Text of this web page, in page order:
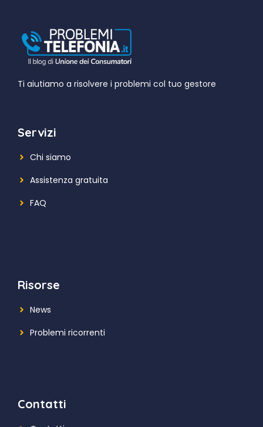
Ti aiutiamo a risolvere i problemi col tuo gestore
Servizi
Chi siamo
Assistenza gratuita
FAQ
Risorse
News
Problemi ricorrenti
Contatti